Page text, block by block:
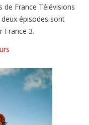
de France Télévisions
épisodes sont
France 3.